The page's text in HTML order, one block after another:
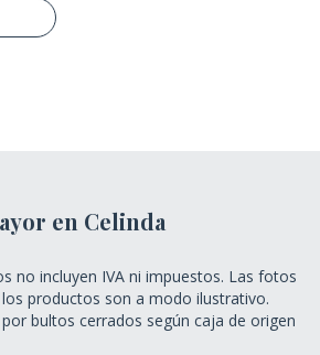
en Celinda
no incluyen IVA ni impuestos. Las fotos
productos son a modo ilustrativo.
bultos cerrados según caja de origen